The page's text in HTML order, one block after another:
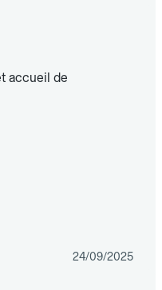
accueil de
24/09/2025